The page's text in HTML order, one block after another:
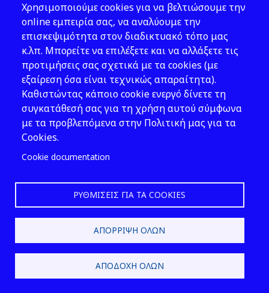
αδυναμία επιβίωσης
ακόμα και μετά από
θεραπευτική αγωγή.
Υ.Α. 558/2004/2005 (ΦΕΚ
605/Β`/6.5.2005)(παράρτ.
2Β 1.2)
Κατάσταση ροής
κατάσταση που συμβαίνει
όταν μια μάζα κοκκώδους
υλικού κορεσμένο με υγρό
σε τέτοιο βαθμό που, υπό
την επίδραση των
επικρατούντων
εξωτερικών δυνάμεων,
Χρησιμοποιούμε cookies για να βελτιώσουμε την
online εμπειρία σας, να αναλύουμε την
επισκεψιμότητα στον διαδικτυακό τόπο μας
κ.λπ. Μπορείτε να επιλέξετε και να αλλάξετε τις
προτιμήσεις σας σχετικά με τα cookies (με
εξαίρεση όσα είναι τεχνικώς απαραίτητα).
Καθιστώντας κάποιο cookie ενεργό δίνετε τη
συγκατάθεσή σας για τη χρήση αυτού σύμφωνα
με τα προβλεπόμενα στην Πολιτική μας για τα
Cookies.
Cookie documentation
ΡΥΘΜΊΣΕΙΣ ΓΙΑ ΤΑ COOKIES
ΑΠΌΡΡΙΨΗ ΌΛΩΝ
ΑΠΟΔΟΧΉ ΌΛΩΝ